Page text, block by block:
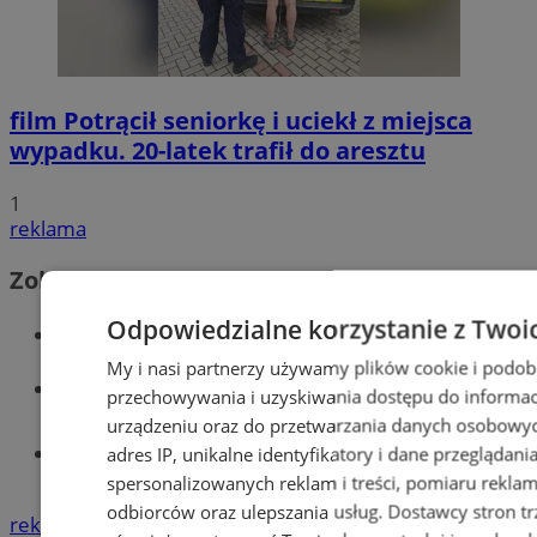
film Potrącił seniorkę i uciekł z miejsca
wypadku. 20-latek trafił do aresztu
1
reklama
Zobacz również
Wiadomości kryminalne w Wodzisławiu
Wiadomości lokalne
Tworzenie stron www - Wodzisław
Śląski
reklama
Odpowiedzialne korzystanie z
My i nasi partnerzy używamy plików cookie i
przechowywania i uzyskiwania dostępu do
urządzeniu oraz do przetwarzania danych
adres IP, unikalne identyfikatory i dane
spersonalizowanych reklam i treści, pomiaru
odbiorców oraz ulepszania usług. Dostawcy stron